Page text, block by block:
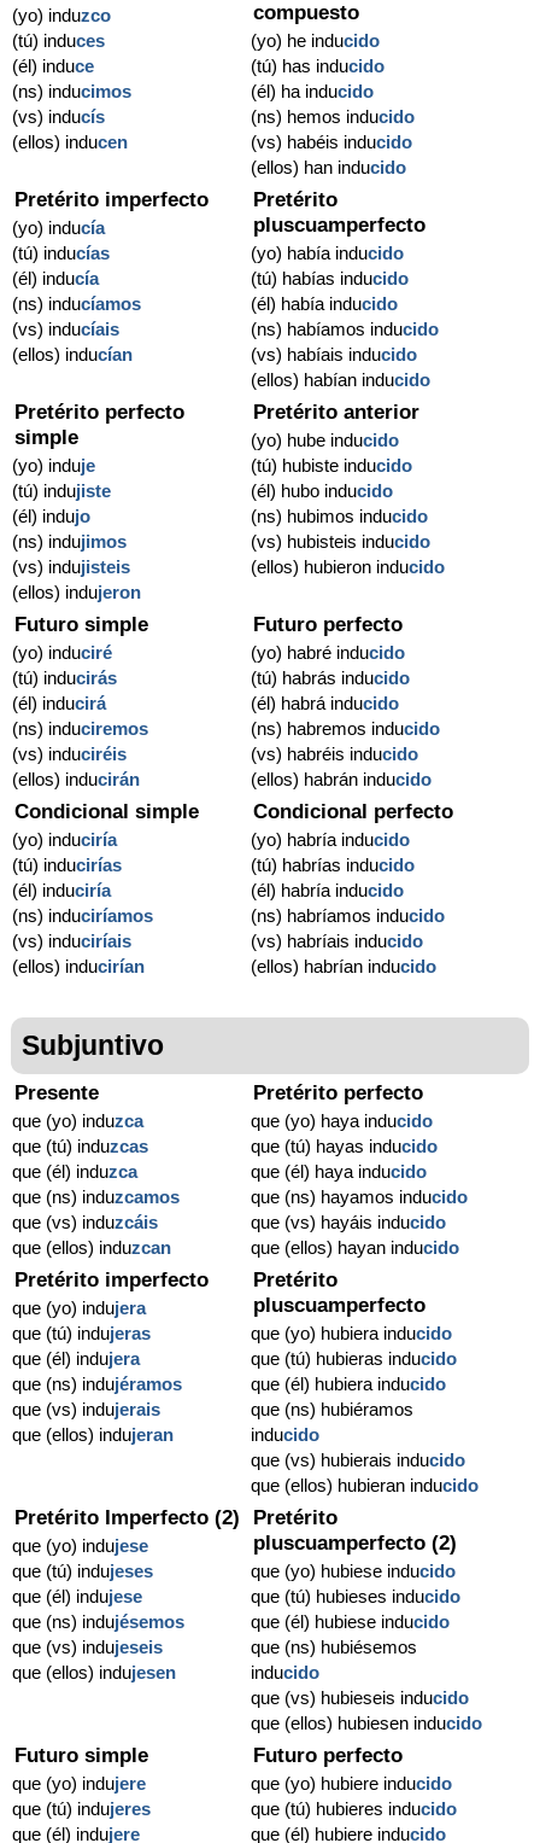
(yo) induzco
(tú) induces
(él) induce
(ns) inducimos
(vs) inducís
(ellos) inducen
compuesto
(yo) he inducido
(tú) has inducido
(él) ha inducido
(ns) hemos inducido
(vs) habéis inducido
(ellos) han inducido
Pretérito imperfecto
(yo) inducía
(tú) inducías
(él) inducía
(ns) inducíamos
(vs) inducíais
(ellos) inducían
Pretérito
pluscuamperfecto
(yo) había inducido
(tú) habías inducido
(él) había inducido
(ns) habíamos inducido
(vs) habíais inducido
(ellos) habían inducido
Pretérito perfecto
simple
(yo) induje
(tú) indujiste
(él) indujo
(ns) indujimos
(vs) indujisteis
(ellos) indujeron
Pretérito anterior
(yo) hube inducido
(tú) hubiste inducido
(él) hubo inducido
(ns) hubimos inducido
(vs) hubisteis inducido
(ellos) hubieron inducido
Futuro simple
(yo) induciré
(tú) inducirás
(él) inducirá
(ns) induciremos
(vs) induciréis
(ellos) inducirán
Futuro perfecto
(yo) habré inducido
(tú) habrás inducido
(él) habrá inducido
(ns) habremos inducido
(vs) habréis inducido
(ellos) habrán inducido
Condicional simple
(yo) induciría
(tú) inducirías
(él) induciría
(ns) induciríamos
(vs) induciríais
(ellos) inducirían
Condicional perfecto
(yo) habría inducido
(tú) habrías inducido
(él) habría inducido
(ns) habríamos inducido
(vs) habríais inducido
(ellos) habrían inducido
Subjuntivo
Presente
que (yo) induzca
que (tú) induzcas
que (él) induzca
que (ns) induzcamos
que (vs) induzcáis
que (ellos) induzcan
Pretérito perfecto
que (yo) haya inducido
que (tú) hayas inducido
que (él) haya inducido
que (ns) hayamos inducido
que (vs) hayáis inducido
que (ellos) hayan inducido
Pretérito imperfecto
que (yo) indujera
que (tú) indujeras
que (él) indujera
que (ns) indujéramos
que (vs) indujerais
que (ellos) indujeran
Pretérito
pluscuamperfecto
que (yo) hubiera inducido
que (tú) hubieras inducido
que (él) hubiera inducido
que (ns) hubiéramos
inducido
que (vs) hubierais inducido
que (ellos) hubieran inducido
Pretérito Imperfecto (2)
que (yo) indujese
que (tú) indujeses
que (él) indujese
que (ns) indujésemos
que (vs) indujeseis
que (ellos) indujesen
Pretérito
pluscuamperfecto (2)
que (yo) hubiese inducido
que (tú) hubieses inducido
que (él) hubiese inducido
que (ns) hubiésemos
inducido
que (vs) hubieseis inducido
que (ellos) hubiesen inducido
Futuro simple
que (yo) indujere
que (tú) indujeres
que (él) indujere
Futuro perfecto
que (yo) hubiere inducido
que (tú) hubieres inducido
que (él) hubiere inducido